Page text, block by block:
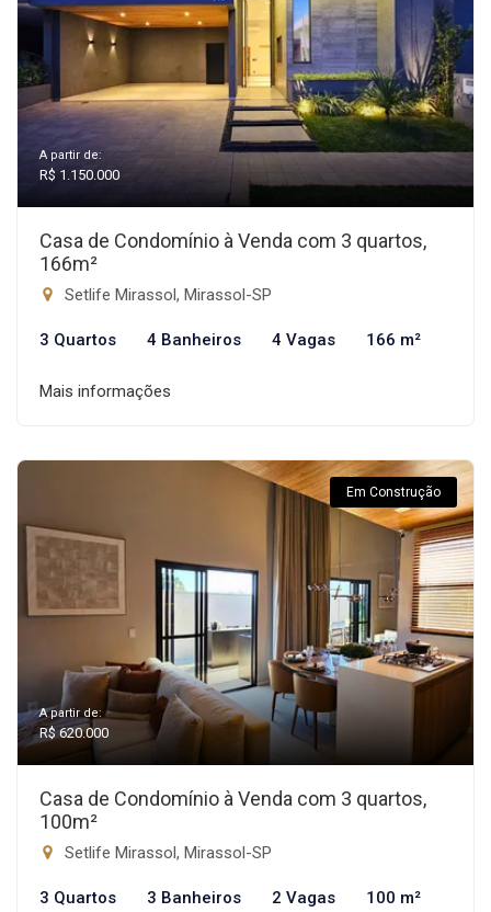
A partir de:
R$ 1.150.000
Casa de Condomínio à Venda com 3 quartos,
166m²
Setlife Mirassol, Mirassol-SP
3 Quartos 4 Banheiros 4 Vagas 166 m²
Mais informações
Em Construção
A partir de:
R$ 620.000
Casa de Condomínio à Venda com 3 quartos,
100m²
Setlife Mirassol, Mirassol-SP
3 Quartos 3 Banheiros 2 Vagas 100 m²